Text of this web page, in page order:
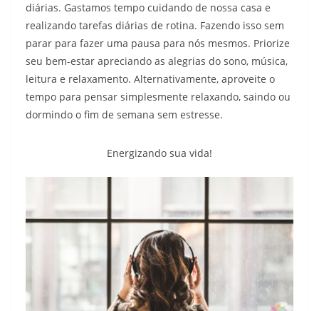
diárias. Gastamos tempo cuidando de nossa casa e
realizando tarefas diárias de rotina. Fazendo isso sem
parar para fazer uma pausa para nós mesmos. Priorize
seu bem-estar apreciando as alegrias do sono, música,
leitura e relaxamento. Alternativamente, aproveite o
tempo para pensar simplesmente relaxando, saindo ou
dormindo o fim de semana sem estresse.
Energizando sua vida!